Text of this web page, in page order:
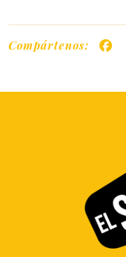
Compártenos: